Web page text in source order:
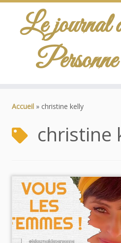
Le journal
Personne
Accueil » christine kelly
christine